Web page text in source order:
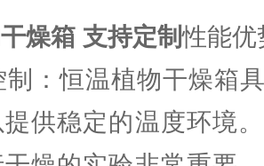
燥箱 支持定制性能优
制：恒温植物干燥箱
供稳定的温度环境